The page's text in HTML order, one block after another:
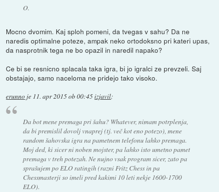
O.
Mocno dvomim. Kaj sploh pomeni, da tvegas v sahu? Da ne
naredis optimalne poteze, ampak neko ortodoksno pri kateri upas,
da nasprotnik tega ne bo opazil in naredil napako?
Ce bi se resnicno splacala taka igra, bi jo igralci ze prevzeli. Saj
obstajajo, samo naceloma ne pridejo tako visoko.
erunno je 11. apr 2015 ob 00:45izjavil:
Da bot mene premaga pri šahu? Whatever, nimam potrplenja,
da bi premislil dovolj vnaprej (tj. več kot eno potezo), mene
random šahovska igra na pametnem telefonu lahko premaga.
Moj ded, ki sicer ni noben mojster, pa lahko isto umetno pamet
premaga v treh potezah. Ne nujno vsak program sicer, zato pa
sprašujem po ELO ratingih (razni Fritz Chess in pa
Chessmasterji so imeli pred kakimi 10 leti nekje 1600-1700
ELO).